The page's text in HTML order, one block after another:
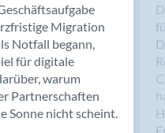
Migration
Notfall begann,
für digitale
warum
Partnerschaften
Sonne nicht scheint.